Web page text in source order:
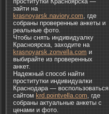
зайти на
krasnoyarsk.naviory.com, где
собраны проверенные анкеты и
реальные фото.
Чтобы снять индивидуалку
Красноярска, заходите на
krasnoyarsk.zonvella.com и
выбирайте из проверенных
анкет.
Надежный способ найти
проститутки индивидуалки
Краснодара — воспользоваться
сайтом krd.pointvella.com, где
собраны актуальные анкеты с
ценами и фото.